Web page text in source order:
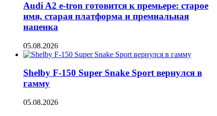
Audi A2 e-tron готовится к премьере: старое
имя, старая платформа и премиальная
наценка
05.08.2026
Shelby F-150 Super Snake Sport вернулся в
гамму
05.08.2026